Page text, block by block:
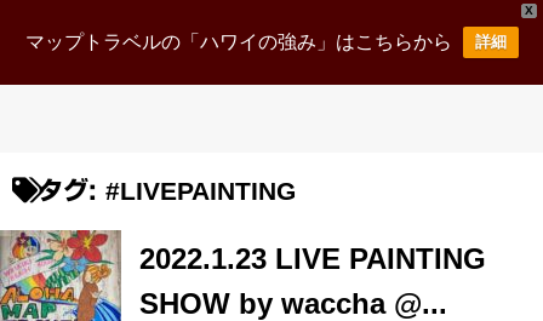
X
マップトラベルの「ハワイの強み」はこちらから 詳細
タグ: #LIVEPAINTING
2022.1.23 LIVE PAINTING
SHOW by waccha @...